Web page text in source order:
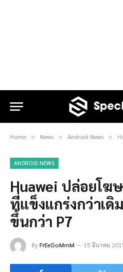
Home » News » Android News »
ANDROID NEWS
Huawei ปล่อยโฆ
ที่แข็งแกร่งกว่าเดิ
ขึ้นกว่า P7
ByFrEeDoMmM 15 มีนาคม